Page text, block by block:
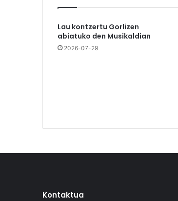
Lau kontzertu Gorlizen
abiatuko den Musikaldian
2026-07-29
Kontaktua